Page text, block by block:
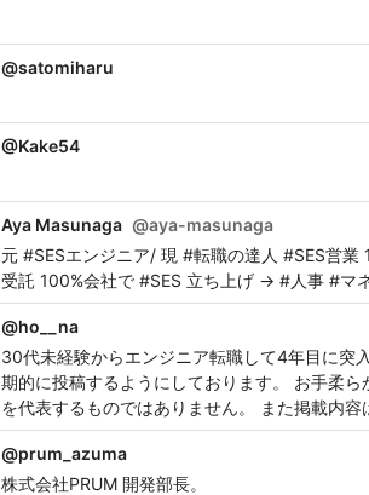
@satomiharu
@Kake54
Aya Masunaga @aya-masunaga
元 #SESエンジニア/ 現 #転職の達人 #SES営
受託 100%会社で #SES 立ち上げ → #人事 #
@ho__na
30代未経験からエンジニア転職して4年目に突
期的に投稿するようにしております。 お手柔
を代表するものではありません。 また掲載内
@prum_azuma
株式会社PRUM 開発部長。